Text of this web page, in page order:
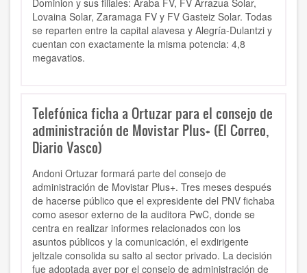
Dominion y sus filiales: Araba FV, FV Arrazua Solar,
Lovaina Solar, Zaramaga FV y FV Gasteiz Solar. Todas
se reparten entre la capital alavesa y Alegría-Dulantzi y
cuentan con exactamente la misma potencia: 4,8
megavatios.
Telefónica ficha a Ortuzar para el consejo de
administración de Movistar Plus+ (El Correo,
Diario Vasco)
Andoni Ortuzar formará parte del consejo de
administración de Movistar Plus+. Tres meses después
de hacerse público que el expresidente del PNV fichaba
como asesor externo de la auditora PwC, donde se
centra en realizar informes relacionados con los
asuntos públicos y la comunicación, el exdirigente
jeltzale consolida su salto al sector privado. La decisión
fue adoptada ayer por el consejo de administración de